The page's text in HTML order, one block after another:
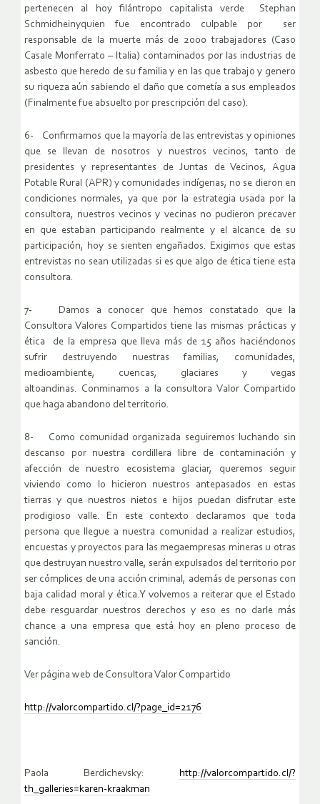
pertenecen al hoy filántropo capitalista verde Stephan
Schmidheinyquien fue encontrado culpable por ser
responsable de la muerte más de 2000 trabajadores (Caso
Casale Monferrato – Italia) contaminados por las industrias de
asbesto que heredo de su familia y en las que trabajo y genero
su riqueza aún sabiendo el daño que cometía a sus empleados
(Finalmente fue absuelto por prescripción del caso).
6- Confirmamos que la mayoría de las entrevistas y opiniones
que se llevan de nosotros y nuestros vecinos, tanto de
presidentes y representantes de Juntas de Vecinos, Agua
Potable Rural (APR) y comunidades indígenas, no se dieron en
condiciones normales, ya que por la estrategia usada por la
consultora, nuestros vecinos y vecinas no pudieron precaver
en que estaban participando realmente y el alcance de su
participación, hoy se sienten engañados. Exigimos que estas
entrevistas no sean utilizadas si es que algo de ética tiene esta
consultora.
7- Damos a conocer que hemos constatado que la
Consultora Valores Compartidos tiene las mismas prácticas y
ética de la empresa que lleva más de 15 años haciéndonos
sufrir destruyendo nuestras familias, comunidades,
medioambiente, cuencas, glaciares y vegas
altoandinas. Conminamos a la consultora Valor Compartido
que haga abandono del territorio.
8- Como comunidad organizada seguiremos luchando sin
descanso por nuestra cordillera libre de contaminación y
afección de nuestro ecosistema glaciar, queremos seguir
viviendo como lo hicieron nuestros antepasados en estas
tierras y que nuestros nietos e hijos puedan disfrutar este
prodigioso valle. En este contexto declaramos que toda
persona que llegue a nuestra comunidad a realizar estudios,
encuestas y proyectos para las megaempresas mineras u otras
que destruyan nuestro valle, serán expulsados del territorio por
ser cómplices de una acción criminal, además de personas con
baja calidad moral y ética.Y volvemos a reiterar que el Estado
debe resguardar nuestros derechos y eso es no darle más
chance a una empresa que está hoy en pleno proceso de
sanción.
Ver página web de Consultora Valor Compartido
http://valorcompartido.cl/?page_id=2176
Paola Berdichevsky: http://valorcompartido.cl/?
th_galleries=karen-kraakman